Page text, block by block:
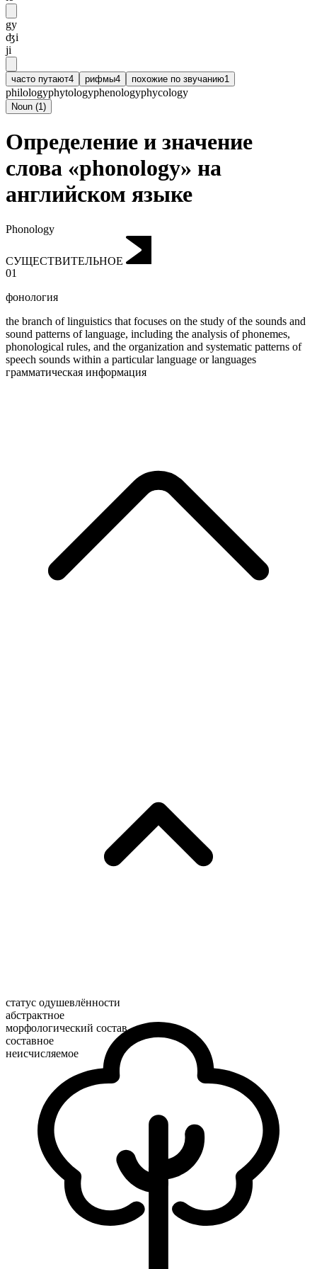
gy
ʤi
ji
часто путают4 рифмы4 похожие по звучанию1
philologyphytologyphenologyphycology
Noun (1)
Определение и значение
слова «phonology» на
английском языке
Phonology
СУЩЕСТВИТЕЛЬНОЕ
01
фонология
the branch of linguistics that focuses on the study of the sounds and
sound patterns of language, including the analysis of phonemes,
phonological rules, and the organization and systematic patterns of
speech sounds within a particular language or languages
грамматическая информация
статус одушевлённости
абстрактное
морфологический состав
составное
неисчисляемое